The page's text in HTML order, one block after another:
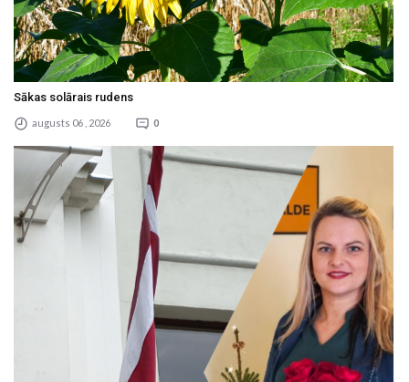
Sākas solārais rudens
augusts 06 , 2026 0